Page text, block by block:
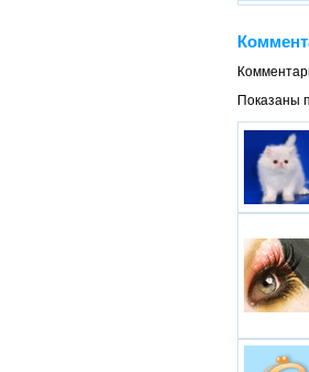
Показаны